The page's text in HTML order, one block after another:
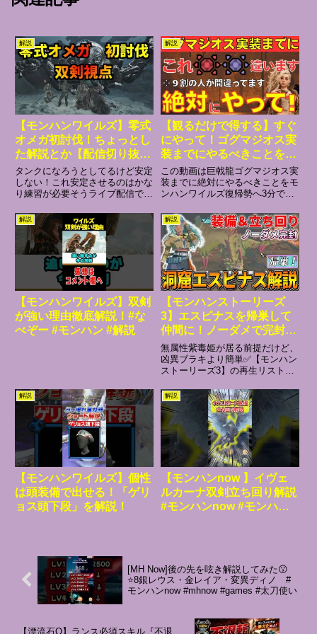
解説
【モンハンワイルズ】零式
オメガ初討伐！ちょっとし
た解説とか【配信切り抜
き】
タンクになろうとしてるけど安定
しない！これ安定させるのはかな
り練習が必要そうライブ配信では
で良ければ是非遊びに来てくださ
い！0:00 フェーズ11:38 フェ
ーズ26:05 フェーズ38:35 DPS
チェック1...
解説
【観るだけで得する】すぐ
にやって！ゴグマジオス実
装までにやるべきことをモ
ンハンワイルズ復帰勢へ3
分で解説！【モンハン/モ
ンスターハンターワイル
ズ/鎧玉/限界突破強化/アー
ティア武器/エンドコンテ
ンツ】
この動画は巨戟龍ゴグマジオス実
装までに絶対にやるべきことをモ
ンハンワイルズ復帰勢へ3分で解
00:00 動画説明00:13 防具の限界
突破強化について00:39 限界突破
強化のために集めるべき素材と
は？01:03...
解説
【モンハンワイルズ】双剣
が強い理由徹底解説！#な
べぞー #モンハン #解説
解説
【モンハンストーリーズ
3】エスピナスを帰巣して
仲間に！ノーダメで完封し
た『洞窟エスピナス』の攻
略方法を解説します！！！
(立ち回り/オトモン/装備/討
伐/安定攻略 etc)
無属性紫毒姫が居る前提だけど、
凶異ブラキより簡単✅【モンハン
ストーリーズ3】の再生リスト
ル入手3:49 オトモンについて
6:50 装備構成について9:37 ジャ
ナフ弓作成(ジャナフ攻略)14:55
ネ...
解説
【モンハンワイルズ】個性
は頭装備で出せる！「ゲリ
ョス頭下段」を解説！
解説
【モンハンnow 】イヴェ
ルカーナ双剣立ち回り解説
#モンハンnow #モンハン
[MH Now]後の先を呟き解説してみた😗
⭐️8銀レウス・金レイア・変異ディノ #
モンハンnow #mhnow #games #太刀使い
【漂流石Q】ランス必須スキル『不退